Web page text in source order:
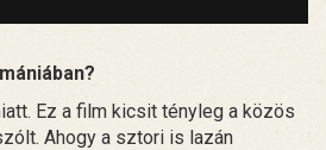
Ez a film kicsit tényleg a közös
Ahogy a sztori is lazán